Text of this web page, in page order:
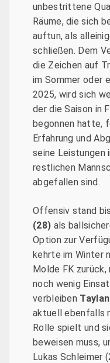
unbestrittene
Räume, die sich
auftun, als
schließen. Dem
die Zeichen auf
im Sommer oder
2025, wird sich
der die Saison in
begonnen hatte,
Erfahrung und
seine Leistungen
restlichen
abgefallen sind.
Offensiv stand
(28) als
Option zur
kehrte im Winter
Molde FK
noch wenig
verbleiben
aktuell ebenfalls
Rolle spielt und
beweisen muss,
Lukas Schleimer